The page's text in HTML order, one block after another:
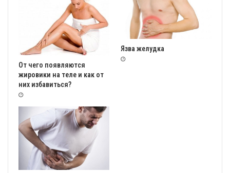
От чего появляются
жировики на теле и как от
них избавиться?
Язва желудка